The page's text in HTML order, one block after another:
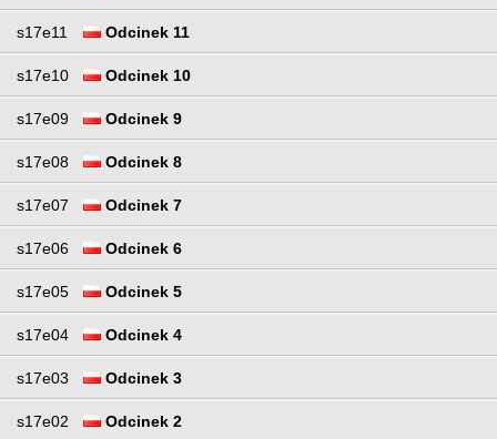
s17e11 Odcinek 11
s17e10 Odcinek 10
s17e09 Odcinek 9
s17e08 Odcinek 8
s17e07 Odcinek 7
s17e06 Odcinek 6
s17e05 Odcinek 5
s17e04 Odcinek 4
s17e03 Odcinek 3
s17e02 Odcinek 2